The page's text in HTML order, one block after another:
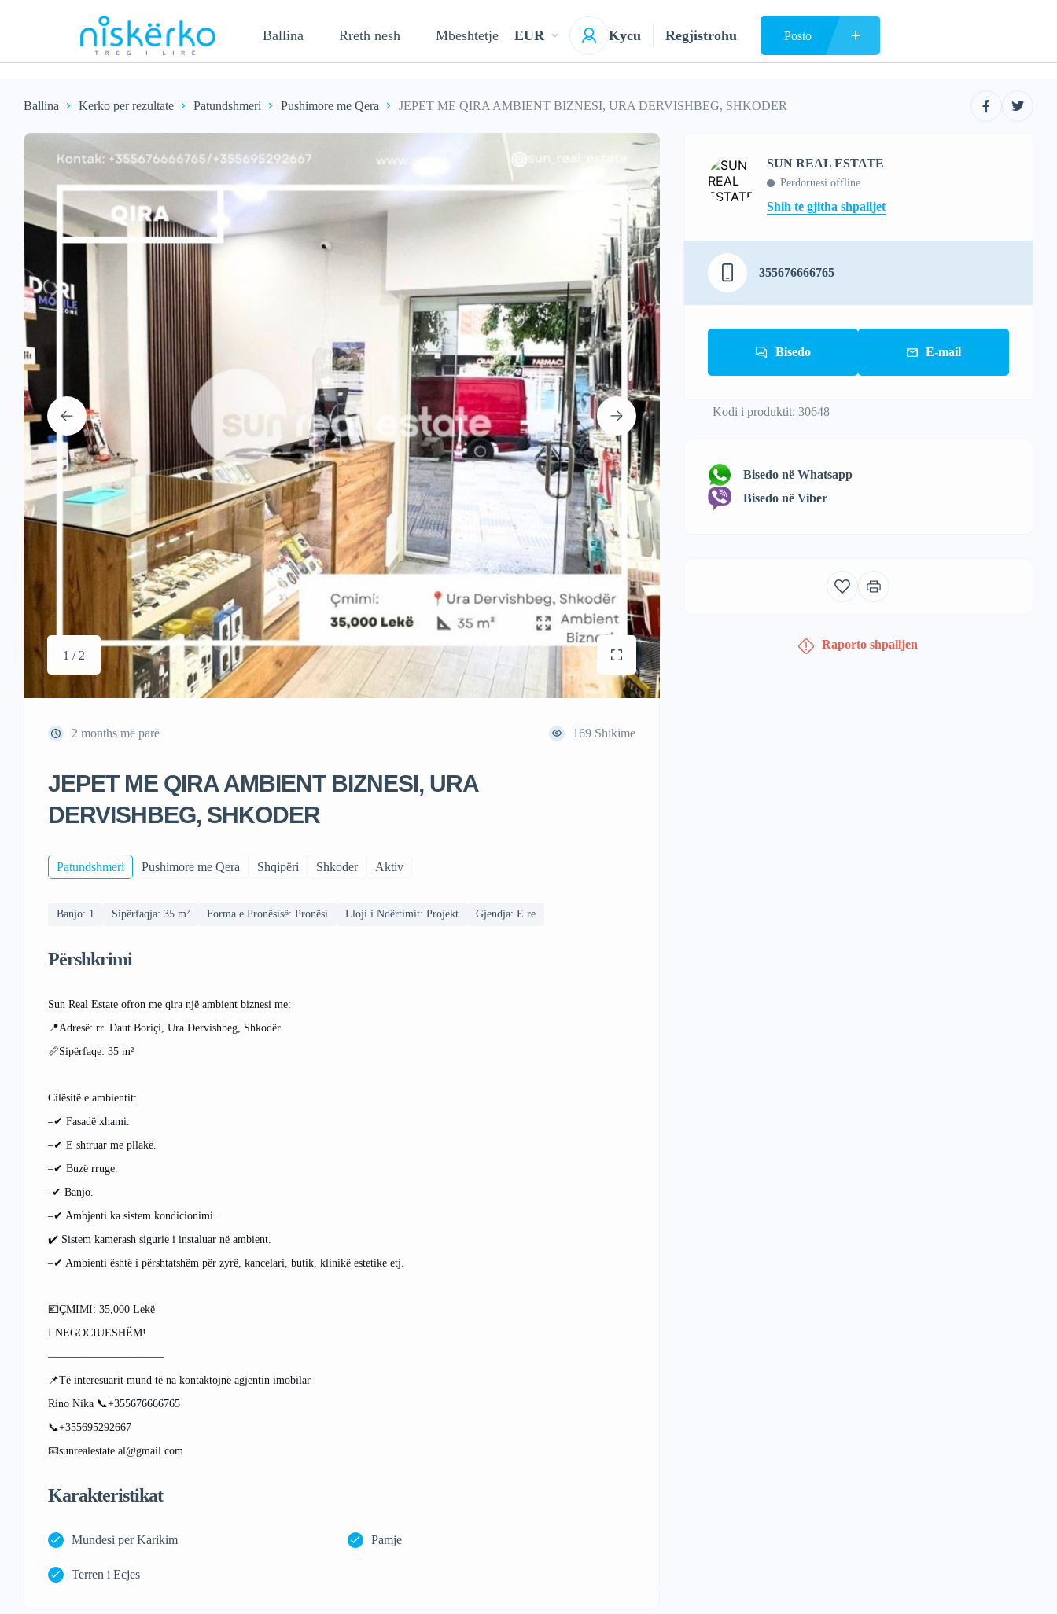
Ballina Rreth nesh Mbeshtetje EUR Kycu Regjistrohu Posto
Ballina Kerko per rezultate Patundshmeri Pushimore me Qera JEPET ME QIRA AMBIENT BIZNESI, URA DERVISHBEG, SHKODER
1 / 2
2 months më parë 169 Shikime
JEPET ME QIRA AMBIENT BIZNESI, URA
DERVISHBEG, SHKODER
Patundshmeri Pushimore me Qera Shqipëri Shkoder Aktiv
Banjo: 1 Sipërfaqja: 35 m² Forma e Pronësisë: Pronësi Lloji i Ndërtimit: Projekt Gjendja: E re
Përshkrimi
Sun Real Estate ofron me qira një ambient biznesi me:
📍Adresë: rr. Daut Boriçi, Ura Dervishbeg, Shkodër
📏Sipërfaqe: 35 m²
Cilësitë e ambientit:
–✔ Fasadë xhami.
–✔ E shtruar me pllakë.
–✔ Buzë rruge.
-✔ Banjo.
–✔ Ambjenti ka sistem kondicionimi.
✔️ Sistem kamerash sigurie i instaluar në ambient.
–✔ Ambienti është i përshtatshëm për zyrë, kancelari, butik, klinikë estetike etj.
💶ÇMIMI: 35,000 Lekë
I NEGOCIUESHËM!
——————————–
📌Të interesuarit mund të na kontaktojnë agjentin imobilar
Rino Nika 📞+355676666765
📞+355695292667
📧sunrealestate.al@gmail.com
Karakteristikat
Mundesi per Karikim Pamje
Terren i Ecjes
SUN REAL ESTATE
Perdoruesi offline
Shih te gjitha shpalljet
355676666765
Bisedo E-mail
Kodi i produktit: 30648
Bisedo në Whatsapp
Bisedo në Viber
Raporto shpalljen